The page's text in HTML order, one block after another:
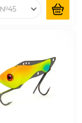
№45